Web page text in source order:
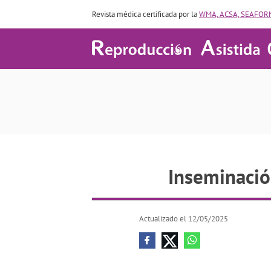
Revista médica certificada por laWMA, ACSA,
Actualizado el 12/05/2025